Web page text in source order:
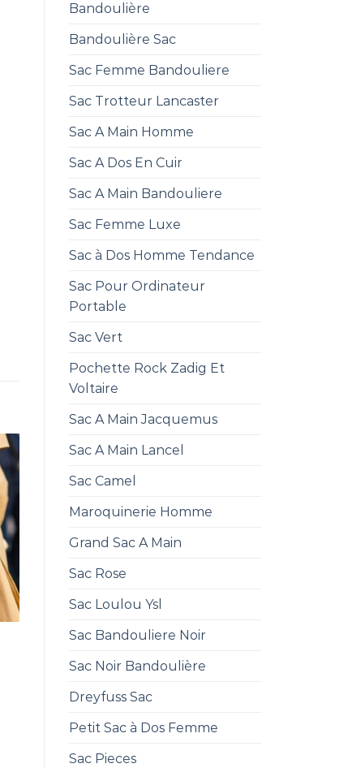
Bandoulière
Bandoulière Sac
Sac Femme Bandouliere
Sac Trotteur Lancaster
Sac A Main Homme
Sac A Dos En Cuir
Sac A Main Bandouliere
Sac Femme Luxe
Sac à Dos Homme Tendance
Sac Pour Ordinateur
Portable
Sac Vert
Pochette Rock Zadig Et
Voltaire
Sac A Main Jacquemus
Sac A Main Lancel
Sac Camel
Maroquinerie Homme
Grand Sac A Main
Sac Rose
Sac Loulou Ysl
Sac Bandouliere Noir
Sac Noir Bandoulière
Dreyfuss Sac
Petit Sac à Dos Femme
Sac Pieces